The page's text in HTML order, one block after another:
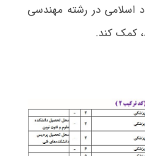
اﺳﻼمی در رشته مهندسی
کمک کند.